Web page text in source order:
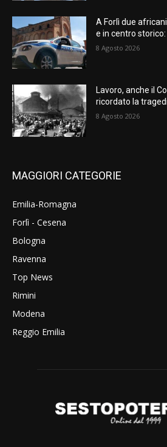
A Forlì due
e in centro
8 Agosto 2026
Lavoro, anche il
ricordato la
8 Agosto 2026
MAGGIORI CATEGORIE
Emilia-Romagna
Forlì - Cesena
Bologna
Ravenna
Top News
Rimini
Modena
Reggio Emilia